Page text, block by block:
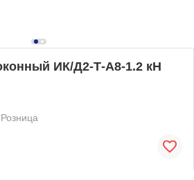
ИК/Д2-Т-А8-1.2 кН
Розница